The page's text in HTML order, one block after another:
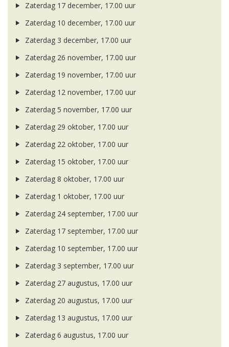
Zaterdag 17 december, 17.00 uur
Zaterdag 10 december, 17.00 uur
Zaterdag 3 december, 17.00 uur
Zaterdag 26 november, 17.00 uur
Zaterdag 19 november, 17.00 uur
Zaterdag 12 november, 17.00 uur
Zaterdag 5 november, 17.00 uur
Zaterdag 29 oktober, 17.00 uur
Zaterdag 22 oktober, 17.00 uur
Zaterdag 15 oktober, 17.00 uur
Zaterdag 8 oktober, 17.00 uur
Zaterdag 1 oktober, 17.00 uur
Zaterdag 24 september, 17.00 uur
Zaterdag 17 september, 17.00 uur
Zaterdag 10 september, 17.00 uur
Zaterdag 3 september, 17.00 uur
Zaterdag 27 augustus, 17.00 uur
Zaterdag 20 augustus, 17.00 uur
Zaterdag 13 augustus, 17.00 uur
Zaterdag 6 augustus, 17.00 uur